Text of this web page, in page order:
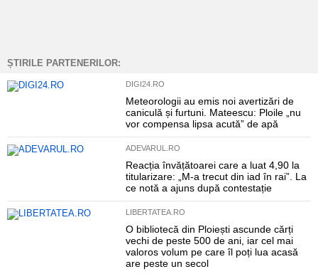
ȘTIRILE PARTENERILOR:
DIGI24.RO
Meteorologii au emis noi avertizări de
caniculă și furtuni. Mateescu: Ploile „nu
vor compensa lipsa acută” de apă
ADEVARUL.RO
Reacția învățătoarei care a luat 4,90 la
titularizare: „M-a trecut din iad în rai”. La
ce notă a ajuns după contestație
LIBERTATEA.RO
O bibliotecă din Ploiești ascunde cărți
vechi de peste 500 de ani, iar cel mai
valoros volum pe care îl poți lua acasă
are peste un secol